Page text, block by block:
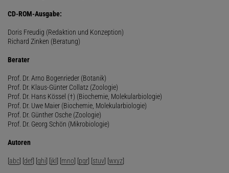
CD-ROM-Ausgabe:
Doris Freudig (Redaktion und Konzeption)
Richard Zinken (Beratung)
Berater
Prof. Dr. Arno Bogenrieder (Botanik)
Prof. Dr. Klaus-Günter Collatz (Zoologie)
Prof. Dr. Hans Kössel (†) (Biochemie, Molekularbiologie)
Prof. Dr. Uwe Maier (Biochemie, Molekularbiologie)
Prof. Dr. Günther Osche (Zoologie)
Prof. Dr. Georg Schön (Mikrobiologie)
Autoren
[abc] [def] [ghi] [jkl] [mno] [pqr] [stuv] [wxyz]